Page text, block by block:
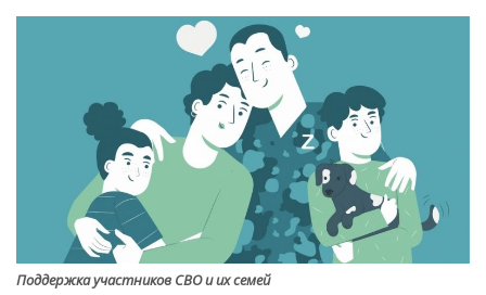
Поддержка участников СВО и их семей